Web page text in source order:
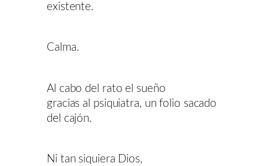
existente.
Calma.
Al cabo del rato el sueño
gracias al psiquiatra, un folio sacado
del cajón.
Ni tan siquiera Dios,